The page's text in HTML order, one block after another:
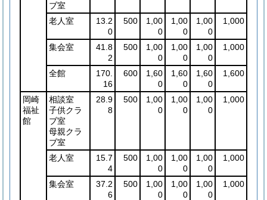
ブ室
老人室
13.2
0
500
1,00
0
1,00
0
1,00
0
1,000
集会室
41.8
2
500
1,00
0
1,00
0
1,00
0
1,000
全館
170.
16
600
1,60
0
1,60
0
1,60
0
1,600
岡崎
福祉
館
相談室
子供クラ
ブ室
母親クラ
ブ室
28.9
8
500
1,00
0
1,00
0
1,00
0
1,000
老人室
15.7
4
500
1,00
0
1,00
0
1,00
0
1,000
集会室
37.2
6
500
1,00
0
1,00
0
1,00
0
1,000